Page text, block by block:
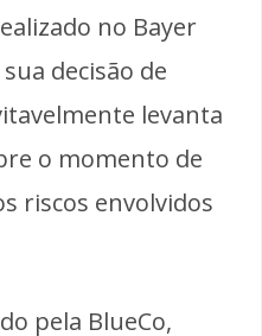
no Bayer
decisão de
levanta
o momento de
riscos envolvidos
pela BlueCo,